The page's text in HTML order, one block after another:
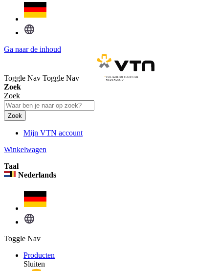
Ga naar de inhoud
Toggle Nav Toggle Nav
Zoek
Zoek
Zoek
Mijn VTN account
Winkelwagen
Taal
Nederlands
Toggle Nav
Producten
Sluiten